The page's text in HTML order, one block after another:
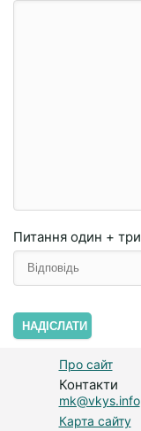
Питання один + три
НАДІСЛАТИ
Про сайт
Контакти
mk@vkys.info
Карта сайту